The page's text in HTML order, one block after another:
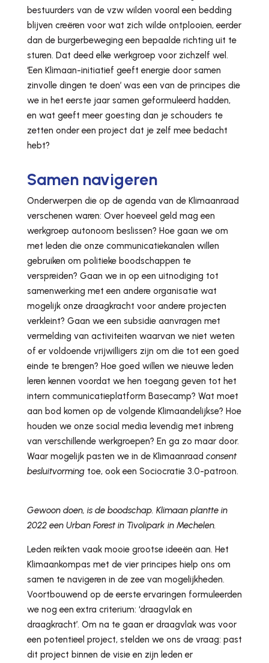
bestuurders van de vzw wilden vooral een bedding
blijven creëren voor wat zich wilde ontplooien, eerder
dan de burgerbeweging een bepaalde richting uit te
sturen. Dat deed elke werkgroep voor zichzelf wel.
‘Een Klimaan-initiatief geeft energie door samen
zinvolle dingen te doen’ was een van de principes die
we in het eerste jaar samen geformuleerd hadden,
en wat geeft meer goesting dan je schouders te
zetten onder een project dat je zelf mee bedacht
hebt?
Samen navigeren
Onderwerpen die op de agenda van de Klimaanraad
verschenen waren: Over hoeveel geld mag een
werkgroep autonoom beslissen? Hoe gaan we om
met leden die onze communicatiekanalen willen
gebruiken om politieke boodschappen te
verspreiden? Gaan we in op een uitnodiging tot
samenwerking met een andere organisatie wat
mogelijk onze draagkracht voor andere projecten
verkleint? Gaan we een subsidie aanvragen met
vermelding van activiteiten waarvan we niet weten
of er voldoende vrijwilligers zijn om die tot een goed
einde te brengen? Hoe goed willen we nieuwe leden
leren kennen voordat we hen toegang geven tot het
intern communicatieplatform Basecamp? Wat moet
aan bod komen op de volgende Klimaandelijkse? Hoe
houden we onze social media levendig met inbreng
van verschillende werkgroepen? En ga zo maar door.
Waar mogelijk pasten we in de Klimaanraad consent
besluitvormingtoe, ook een Sociocratie 3.0-patroon.
Gewoon doen, is de boodschap. Klimaan plantte in
2022 een Urban Forest in Tivolipark in Mechelen.
Leden reikten vaak mooie grootse ideeën aan. Het
Klimaankompas met de vier principes hielp ons om
samen te navigeren in de zee van mogelijkheden.
Voortbouwend op de eerste ervaringen formuleerden
we nog een extra criterium: ‘draagvlak en
draagkracht’. Om na te gaan er draagvlak was voor
een potentieel project, stelden we ons de vraag: past
dit project binnen de visie en zijn leden er